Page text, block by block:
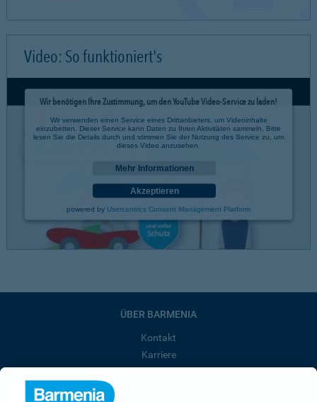
Video: So funktioniert's
Wir benötigen Ihre Zustimmung, um den YouTube Video-Service zu laden!
Wir verwenden einen Service eines Drittanbieters, um Videoinhalte
einzubetten. Dieser Service kann Daten zu Ihren Aktivitäten sammeln. Bitte
lesen Sie die Details durch und stimmen Sie der Nutzung des Service zu, um
dieses Video anzusehen.
Mehr Informationen
Akzeptieren
powered by Usercentrics Consent Management Platform
ÜBER BARMENIA
Kontakt
Karriere